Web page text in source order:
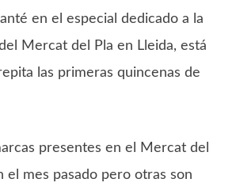
en el especial dedicado a la
Mercat del Pla en Lleida, está
las primeras quincenas de
presentes en el Mercat del
el mes pasado pero otras son